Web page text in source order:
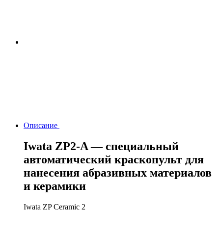
Описание
Iwata ZP2-A — специальный
автоматический краскопульт для
нанесения абразивных материалов
и керамики
Iwata ZP Ceramic 2